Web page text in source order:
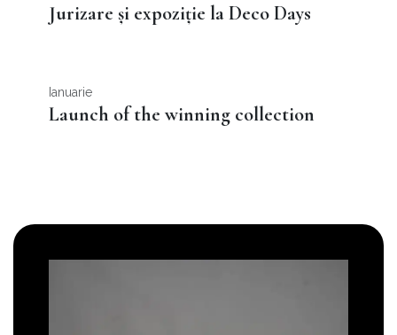
Jurizare și expoziție la Deco Days
Ianuarie
Launch of the winning collection